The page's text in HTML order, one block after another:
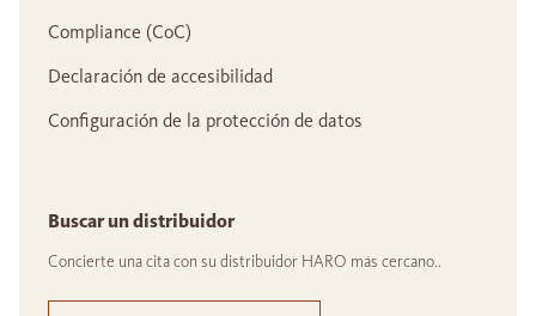
Compliance (CoC)
Declaración de accesibilidad
Configuración de la protección de datos
Buscar un distribuidor
Concierte una cita con su distribuidor HARO más cercano..